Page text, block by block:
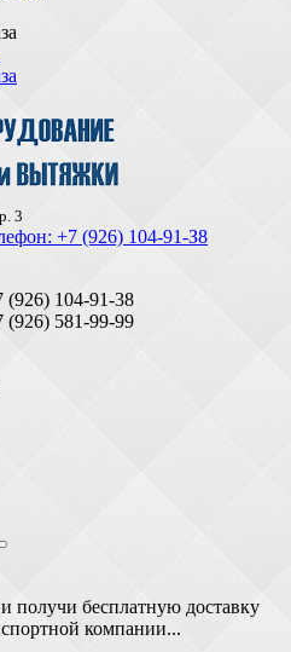
3
+7 (926) 104-91-З8
(926) 104-91-38
(926) 581-99-99
получи бесплатную доставку
компании...